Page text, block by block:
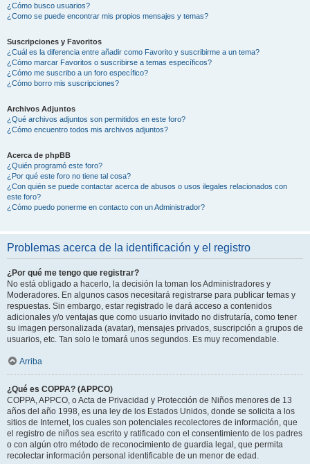
¿Cómo busco usuarios?
¿Como se puede encontrar mis propios mensajes y temas?
Suscripciones y Favoritos
¿Cuál es la diferencia entre añadir como Favorito y suscribirme a un tema?
¿Cómo marcar Favoritos o suscribirse a temas específicos?
¿Cómo me suscribo a un foro específico?
¿Cómo borro mis suscripciones?
Archivos Adjuntos
¿Qué archivos adjuntos son permitidos en este foro?
¿Cómo encuentro todos mis archivos adjuntos?
Acerca de phpBB
¿Quién programó este foro?
¿Por qué este foro no tiene tal cosa?
¿Con quién se puede contactar acerca de abusos o usos ilegales relacionados con
este foro?
¿Cómo puedo ponerme en contacto con un Administrador?
Problemas acerca de la identificación y el registro
¿Por qué me tengo que registrar?
No está obligado a hacerlo, la decisión la toman los Administradores y
Moderadores. En algunos casos necesitará registrarse para publicar temas y
respuestas. Sin embargo, estar registrado le dará acceso a contenidos
adicionales y/o ventajas que como usuario invitado no disfrutaría, como tener
su imagen personalizada (avatar), mensajes privados, suscripción a grupos de
usuarios, etc. Tan solo le tomará unos segundos. Es muy recomendable.
Arriba
¿Qué es COPPA? (APPCO)
COPPA, APPCO, o Acta de Privacidad y Protección de Niños menores de 13
años del año 1998, es una ley de los Estados Unidos, donde se solicita a los
sitios de Internet, los cuales son potenciales recolectores de información, que
el registro de niños sea escrito y ratificado con el consentimiento de los padres
o con algún otro método de reconocimiento de guardia legal, que permita
recolectar información personal identificable de un menor de edad.